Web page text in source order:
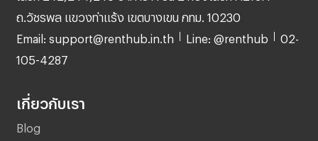
ถ.วัชรพล แขวงท่าแร้ง เขตบางเขน กทม. 10230
Email: support@renthub.in.th Line: @renthub 02-
105-4287
เกี่ยวกับเรา
Blog